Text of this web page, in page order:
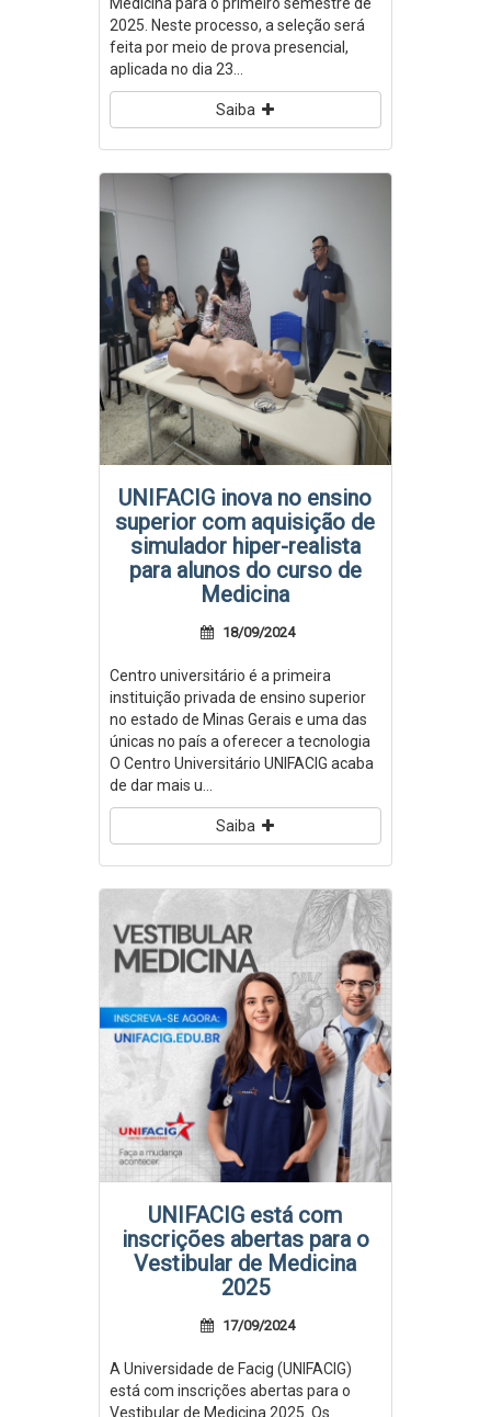
2025. Neste processo, a seleção será
feita por meio de prova presencial,
aplicada no dia 23...
Saiba
UNIFACIG inova no ensino
superior com aquisição de
simulador hiper-realista
para alunos do curso de
Medicina
18/09/2024
Centro universitário é a primeira
instituição privada de ensino superior
no estado de Minas Gerais e uma das
únicas no país a oferecer a tecnologia
O Centro Universitário UNIFACIG acaba
de dar mais u...
Saiba
UNIFACIG está com
inscrições abertas para o
Vestibular de Medicina
2025
17/09/2024
A Universidade de Facig (UNIFACIG)
está com inscrições abertas para o
Vestibular de Medicina 2025. Os